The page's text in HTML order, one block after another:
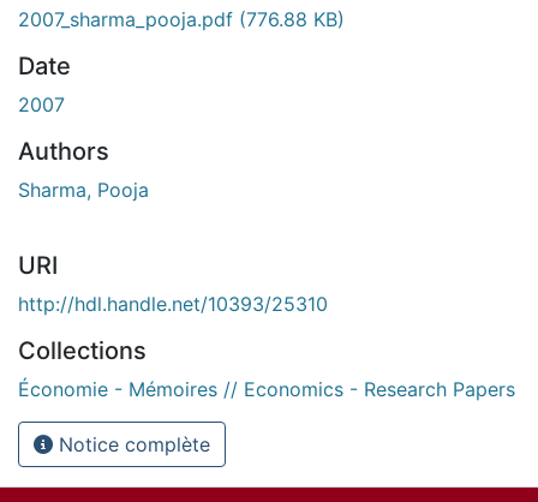
2007_sharma_pooja.pdf (776.88 KB)
Date
2007
Authors
Sharma, Pooja
URI
http://hdl.handle.net/10393/25310
Collections
Économie - Mémoires // Economics - Research Papers
Notice complète